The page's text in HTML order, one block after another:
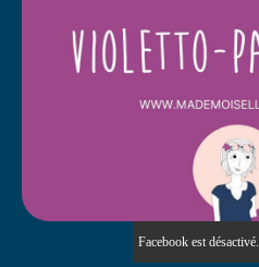
Facebook est désactivé.